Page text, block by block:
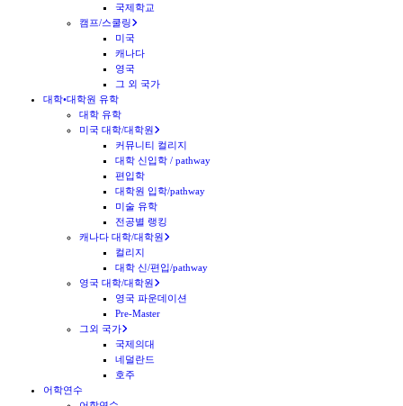
국제학교
캠프/스쿨링
미국
캐나다
영국
그 외 국가
대학•대학원 유학
대학 유학
미국 대학/대학원
커뮤니티 컬리지
대학 신입학 / pathway
편입학
대학원 입학/pathway
미술 유학
전공별 랭킹
캐나다 대학/대학원
컬리지
대학 신/편입/pathway
영국 대학/대학원
영국 파운데이션
Pre-Master
그외 국가
국제의대
네덜란드
호주
어학연수